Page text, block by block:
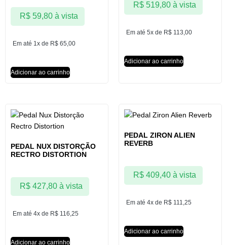
Em até 1x de R$ 65,00
R$59,80 à vista
Adicionar ao carrinho
Em até 5x de R$ 113,00
R$519,80 à vista
Adicionar ao carrinho
PEDAL NUX DISTORÇÃO
RECTRO DISTORTION
Em até 4x de R$ 116,25
R$427,80 à vista
Adicionar ao carrinho
PEDAL ZIRON ALIEN
REVERB
Em até 4x de R$ 111,25
R$409,40 à vista
Adicionar ao carrinho